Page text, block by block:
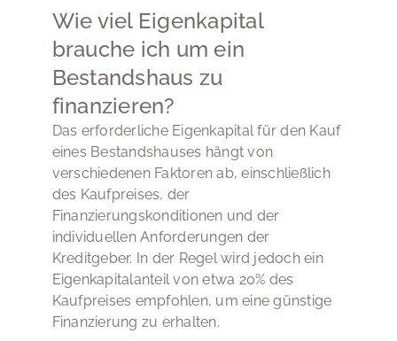
Wie viel Eigenkapital
brauche ich um ein
Bestandshaus zu
finanzieren?
Das erforderliche Eigenkapital für den Kauf
eines Bestandshauses hängt von
verschiedenen Faktoren ab, einschließlich
des Kaufpreises, der
Finanzierungskonditionen und der
individuellen Anforderungen der
Kreditgeber. In der Regel wird jedoch ein
Eigenkapitalanteil von etwa 20% des
Kaufpreises empfohlen, um eine günstige
Finanzierung zu erhalten.